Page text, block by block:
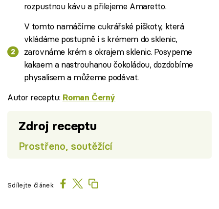
rozpustnou kávu a přilejeme Amaretto.
V tomto namáčíme cukrářské piškoty, která
vkládáme postupně i s krémem do sklenic,
zarovnáme krém s okrajem sklenic. Posypeme
kakaem a nastrouhanou čokoládou, dozdobíme
physalisem a můžeme podávat.
Autor receptu: Roman Černý
Zdroj receptu
Prostřeno, soutěžící
Sdílejte článek